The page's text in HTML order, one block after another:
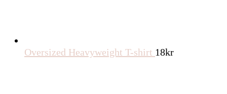
Oversized Heavyweight T-shirt 18kr